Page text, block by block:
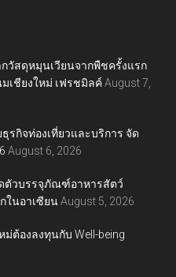
วัสดุหมุนเวียนจากพืชครั้งแรก
เชียงใหม่ เฟรชมิลค์ August 7,
รกิจท่องเที่ยวและบริการ จัด
August 6, 2026
ดตัวบรรจุภัณฑ์อาหารสัตว์
ในอาเซียน August 5, 2026
ม่ต้องลงทุนกับ Well-being